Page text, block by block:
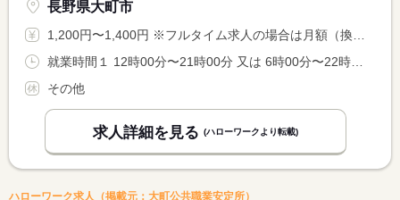
長野県大町市
1,200円〜1,400円 ※フルタイム求人の場合は月額（換算額）、パート求人の場合は時間額を表示しています。
その他
求人詳細を見る (ハローワークより転載)
ハローワーク求人（掲載元：大町公共職業安定所）